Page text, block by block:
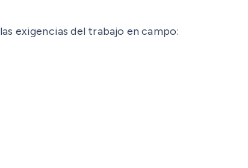
exigencias del trabajo en campo: